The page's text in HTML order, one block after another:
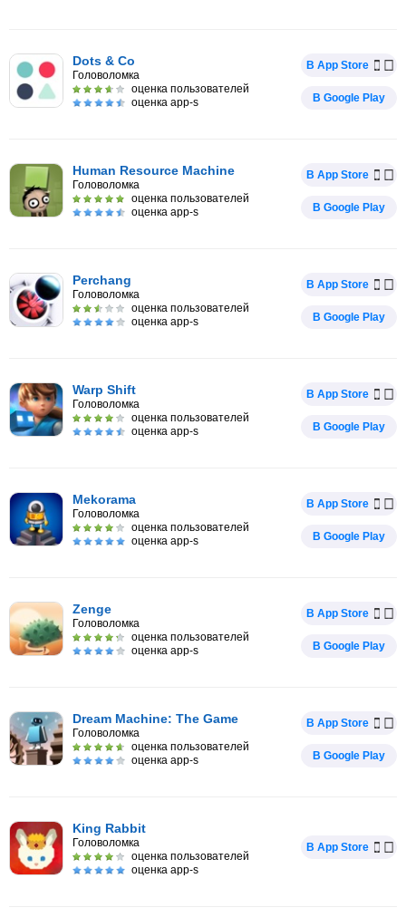
Dots & Co
Головоломка
оценка пользователей
оценка app-s
В App Store
В Google Play
Human Resource Machine
Головоломка
оценка пользователей
оценка app-s
В App Store
В Google Play
Perchang
Головоломка
оценка пользователей
оценка app-s
В App Store
В Google Play
Warp Shift
Головоломка
оценка пользователей
оценка app-s
В App Store
В Google Play
Mekorama
Головоломка
оценка пользователей
оценка app-s
В App Store
В Google Play
Zenge
Головоломка
оценка пользователей
оценка app-s
В App Store
В Google Play
Dream Machine: The Game
Головоломка
оценка пользователей
оценка app-s
В App Store
В Google Play
King Rabbit
Головоломка
оценка пользователей
оценка app-s
В App Store